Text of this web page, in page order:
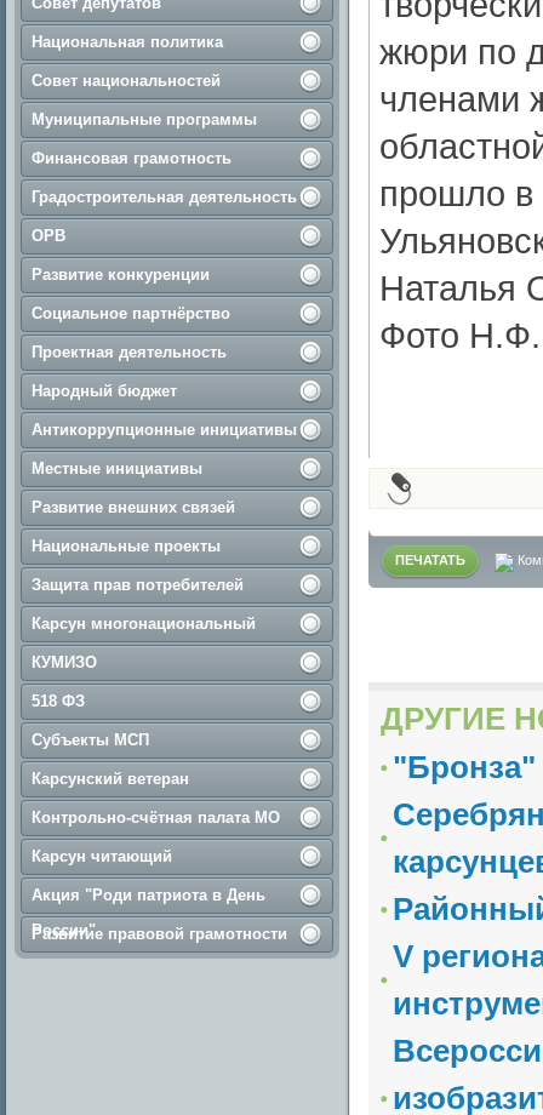
Национальная политика
Совет национальностей
Муниципальные программы
Финансовая грамотность
Градостроительная деятельность
ОРВ
Развитие конкуренции
Социальное партнёрство
Проектная деятельность
Народный бюджет
Антикоррупционные инициативы
Местные инициативы
Развитие внешних связей
Национальные проекты
Защита прав потребителей
Карсун многонациональный
КУМИЗО
518 ФЗ
Субъекты МСП
Карсунский ветеран
Контрольно-счётная палата МО
Карсун читающий
Акция "Роди патриота в День
России"
Развитие правовой грамотности
жюри по
членами
прошло в
Фото
ПЕЧАТАТЬ
ДРУГИЕ
V